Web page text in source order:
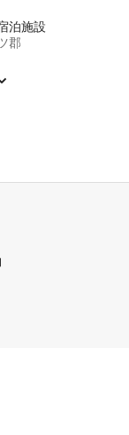
泊施設
郡